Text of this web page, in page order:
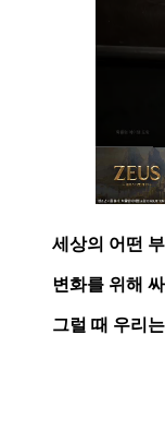
세상의 어떤
변화를 위해
그럴 때 우리